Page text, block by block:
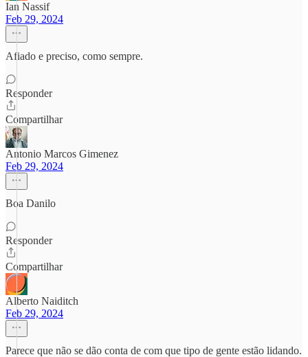
Ian Nassif
Feb 29, 2024
Afiado e preciso, como sempre.
Responder
Compartilhar
Antonio Marcos Gimenez
Feb 29, 2024
Boa Danilo
Responder
Compartilhar
Alberto Naiditch
Feb 29, 2024
Parece que não se dão conta de com que tipo de gente estão lidando.